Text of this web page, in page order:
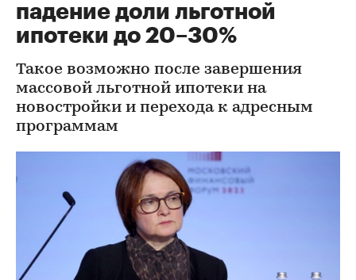
падение доли льготной
ипотеки до 20–30%
Такое возможно после завершения
массовой льготной ипотеки на
новостройки и перехода к адресным
программам